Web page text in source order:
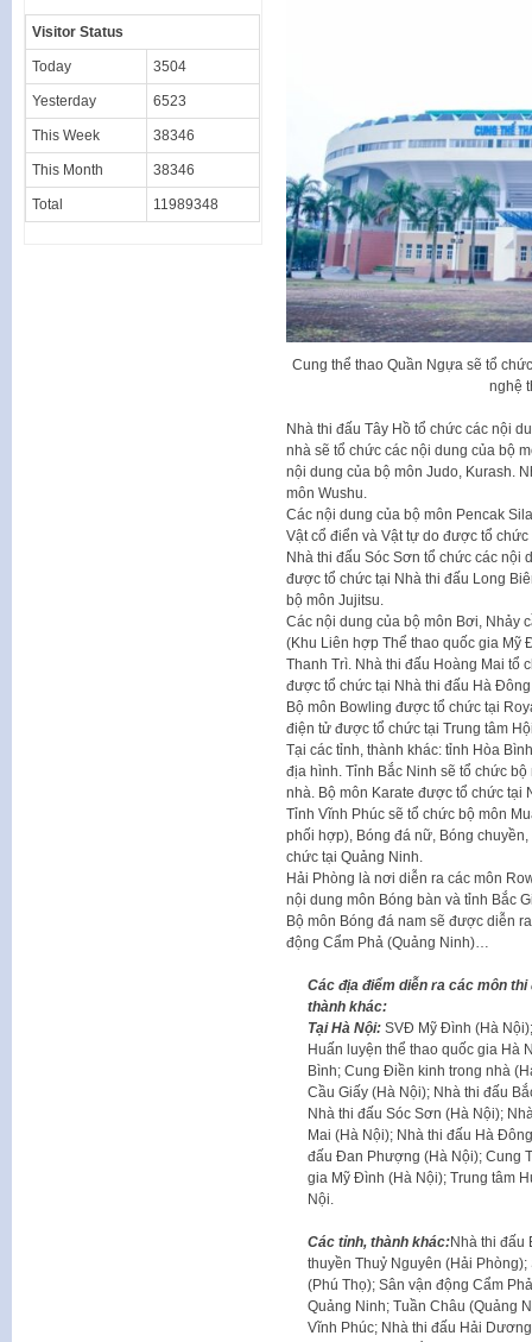
Cung thể thao Quần Ngựa sẽ tổ
nghệ
Nhà thi đấu Tây Hồ tổ chức các nội
nhà sẽ tổ chức các nội dung của bộ
nội dung của bộ môn Judo, Kurash.
môn Wushu.
Các nội dung của bộ môn Pencak
Vật cổ điển và Vật tự do được tổ
Nhà thi đấu Sóc Sơn tổ chức các nội
được tổ chức tại Nhà thi đấu Long
bộ môn Jujitsu.
Các nội dung của bộ môn Bơi, Nhảy
(Khu Liên hợp Thể thao quốc gia Mỹ
Thanh Trì. Nhà thi đấu Hoàng Mai tổ
được tổ chức tại Nhà thi đấu Hà
Bộ môn Bowling được tổ chức tại
điện tử được tổ chức tại Trung tâm
Tại các tỉnh, thành khác: tỉnh Hòa
địa hình. Tỉnh Bắc Ninh sẽ tổ chức
nhà. Bộ môn Karate được tổ chức tại
Tỉnh Vĩnh Phúc sẽ tổ chức bộ môn
phối hợp), Bóng đá nữ, Bóng
chức tại Quảng Ninh.
Hải Phòng là nơi diễn ra các môn
nội dung môn Bóng bàn và tỉnh Bắc
Bộ môn Bóng đá nam sẽ được diễn
động Cẩm Phả (Quảng Ninh)…
Các địa điểm diễn ra các môn
thành khác:
Tại Hà Nội:SVĐ Mỹ Đình (Hà
Huấn luyện thể thao quốc gia Hà
Bình; Cung Điền kinh trong nhà
Cầu Giấy (Hà Nội); Nhà thi đấu
Nhà thi đấu Sóc Sơn (Hà Nội);
Mai (Hà Nội); Nhà thi đấu Hà
đấu Đan Phượng (Hà Nội); Cung
gia Mỹ Đình (Hà Nội); Trung tâm
Nội.
Các tỉnh, thành khác:Nhà thi đấu
thuyền Thuỷ Nguyên (Hải
(Phú Thọ); Sân vận động Cẩm
Quảng Ninh; Tuần Châu (Quảng
Vĩnh Phúc; Nhà thi đấu Hải
Visitor Status
Today 3504
Yesterday 6523
This Week 38346
This Month 38346
Total 11989348